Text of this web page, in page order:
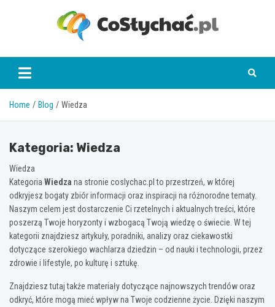
coslychac.pl
Home Blog Wiedza
Kategoria: Wiedza
Wiedza
Kategoria Wiedza na stronie coslychac.pl to przestrzeń, w której
odkryjesz bogaty zbiór informacji oraz inspiracji na różnorodne tematy.
Naszym celem jest dostarczenie Ci rzetelnych i aktualnych treści, które
poszerzą Twoje horyzonty i wzbogacą Twoją wiedzę o świecie. W tej
kategorii znajdziesz artykuły, poradniki, analizy oraz ciekawostki
dotyczące szerokiego wachlarza dziedzin – od nauki i technologii, przez
zdrowie i lifestyle, po kulturę i sztukę.
Znajdziesz tutaj także materiały dotyczące najnowszych trendów oraz
odkryć, które mogą mieć wpływ na Twoje codzienne życie. Dzięki naszym